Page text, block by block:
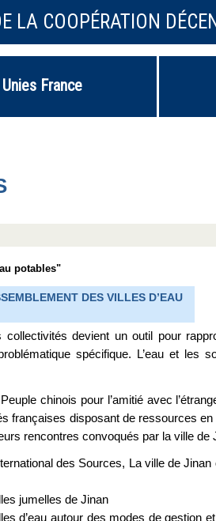
LA COOPÉRATION
France
potables"
DES VILLES D’EAU
collectivités devient un outil pour
spécifique. L’eau et
chinois pour l’amitié avec
françaises disposant de ressources
rencontres convoqués par la ville de
des Sources, La ville de
jumelles de Jinan
d’eau autour des modes de gestion